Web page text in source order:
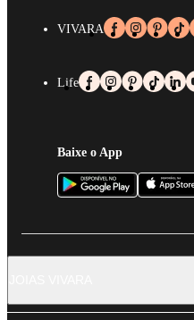
VIVARA
Life
Baixe o App